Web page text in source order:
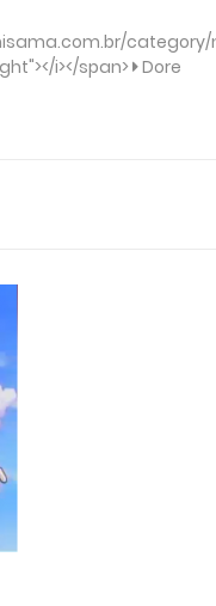
category/
i></span> Dore